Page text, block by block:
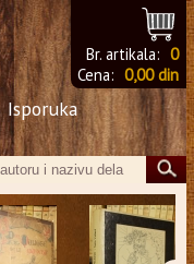
Br. artikala: 0
Cena: 0,00 din
Isporuka